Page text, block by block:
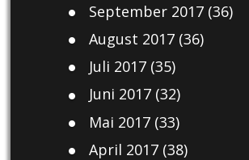
September 2017(36)
August 2017(36)
Juli 2017(35)
Juni 2017(32)
Mai 2017(33)
April 2017(38)